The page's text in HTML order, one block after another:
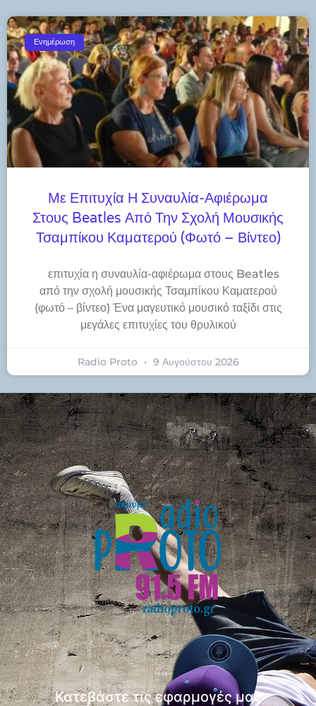
Ενημέρωση
Με Επιτυχία Η Συναυλία-Αφιέρωμα
Στους Beatles Από Την Σχολή Μουσικής
Τσαμπίκου Καματερού (φωτό – Βίντεο)
​επιτυχία η συναυλία-αφιέρωμα στους Beatles
από την σχολή μουσικής Τσαμπίκου Καματερού
(φωτό – βίντεο) Ένα μαγευτικό μουσικό ταξίδι στις
μεγάλες επιτυχίες του θρυλικού
Radio Proto 9 Αυγούστου 2026
Κατεβάστε τις εφαρμογές μας